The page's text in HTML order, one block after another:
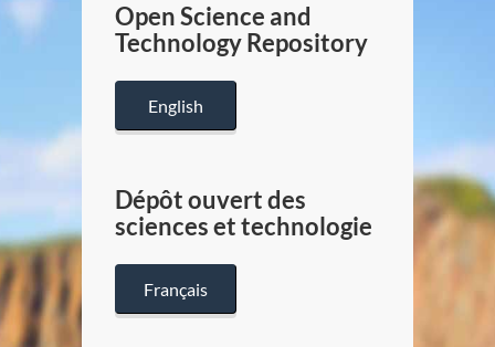
Canada
Open Science and
Technology Repository
English
Dépôt ouvert des
sciences et technologie
Français